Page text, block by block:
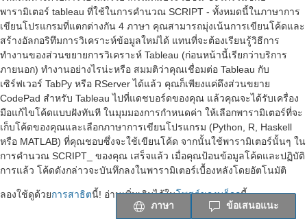
พารามิเตอร์ tableau ที่ใช้ในการคำนวณ SCRIPT - ทั้งหมดนี้ในภาษาการ
เขียนโปรแกรมที่แตกต่างกัน 4 ภาษา คุณสามารถมุ่งเน้นการเขียนโค้ดและ
สร้างอัลกอริทึมการวิเคราะห์ข้อมูลใหม่ได้ แทนที่จะต้องเรียนรู้วิธีการ
ทำงานของส่วนขยายการวิเคราะห์ Tableau (ก่อนหน้านี้เรียกว่าบริการ
ภายนอก) ทำงานอย่างไรน่ะหรือ สมมติว่าคุณเชื่อมต่อ Tableau กับ
เซิร์ฟเวอร์ TabPy หรือ RServer ได้แล้ว คุณก็เพียงแค่ดึงส่วนขยาย
CodePad สำหรับ Tableau ไปที่แดชบอร์ดของคุณ แล้วคุณจะได้รับเครื่อง
มือแก้ไขโค้ดแบบฝังทันที ในมุมมองการกำหนดค่า ให้เลือกพารามิเตอร์ที่จะ
เก็บโค้ดของคุณและเลือกภาษาการเขียนโปรแกรม (Python, R, Haskell
หรือ MATLAB) ที่คุณชอบซึ่งจะใช้เขียนโค้ด จากนั้นใช้พารามิเตอร์นั้นๆ ใน
การคำนวณ SCRIPT_ ของคุณ เสร็จแล้ว เมื่อคุณป้อนข้อมูลโค้ดและปฏิบัติ
การแล้ว โค้ดดังกล่าวจะบันทึกลงในพารามิเตอร์เบื้องหลังโดยอัตโนมัติ
ลองใช้ดูด้วยการสาธิตนี้! อ่านเพิ่มเติมได้ในโพสต์ของบล็อกนี้
ภาษา
ข้อเสนอแนะ